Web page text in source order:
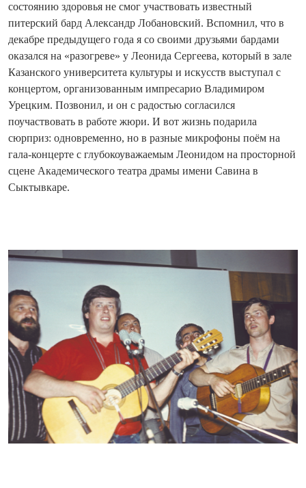
состоянию здоровья не смог участвовать известный
питерский бард Александр Лобановский. Вспомнил, что в
декабре предыдущего года я со своими друзь­ями бардами
оказался на «разогреве» у Леонида Сергеева, который в зале
Казанского университета культуры и искусств выступал с
концертом, организованным импресарио Владимиром
Урецким. Позвонил, и он с радостью согласился
поучаствовать в работе жюри. И вот жизнь подарила
сюрприз: одновременно, но в разные микрофоны поём на
гала-концерте с глубокоуважаемым Леонидом на просторной
сцене Академического театра драмы имени Савина в
Сыктывкаре.